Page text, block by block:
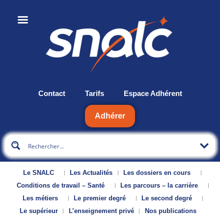
Contact Tarifs Espace Adhérent
Adhérer
Le SNALC Les Actualités
Les dossiers en cours
Conditions de travail – Santé
Les parcours – la carrière
Les métiers
Le premier degré
Le second degré
Le supérieur
L’enseignement privé Nos publications